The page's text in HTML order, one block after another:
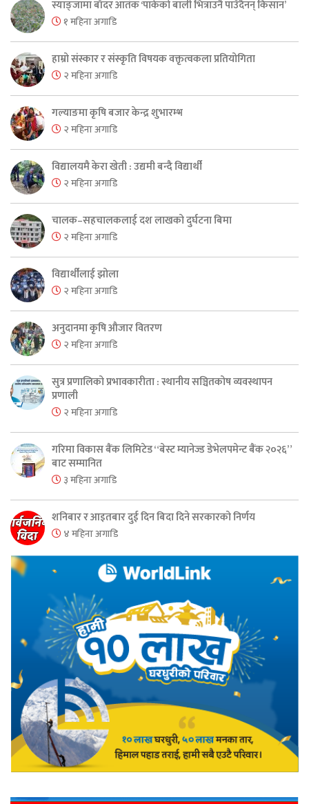
स्याङ्जामा बाँदर आतंक ‘पाकेको बाली भित्राउनै पाउँदैनन् किसान’
१ महिना अगाडि
हाम्रो संस्कार र संस्कृति विषयक वक्तृत्वकला प्रतियोगिता
२ महिना अगाडि
गल्याङमा कृषि बजार केन्द्र शुभारम्भ
२ महिना अगाडि
विद्यालयमै केरा खेती : उद्यमी बन्दै विद्यार्थी
२ महिना अगाडि
चालक–सहचालकलाई दश लाखको दुर्घटना बिमा
२ महिना अगाडि
विद्यार्थीलाई झोला
२ महिना अगाडि
अनुदानमा कृषि औजार वितरण
२ महिना अगाडि
सुत्र प्रणालिको प्रभावकारीता : स्थानीय सञ्चितकोष व्यवस्थापन
प्रणाली
२ महिना अगाडि
गरिमा विकास बैंक लिमिटेड “बेस्ट म्यानेज्ड डेभेलपमेन्ट बैंक २०२६”
बाट सम्मानित
३ महिना अगाडि
शनिबार र आइतबार दुई दिन बिदा दिने सरकारको निर्णय
४ महिना अगाडि